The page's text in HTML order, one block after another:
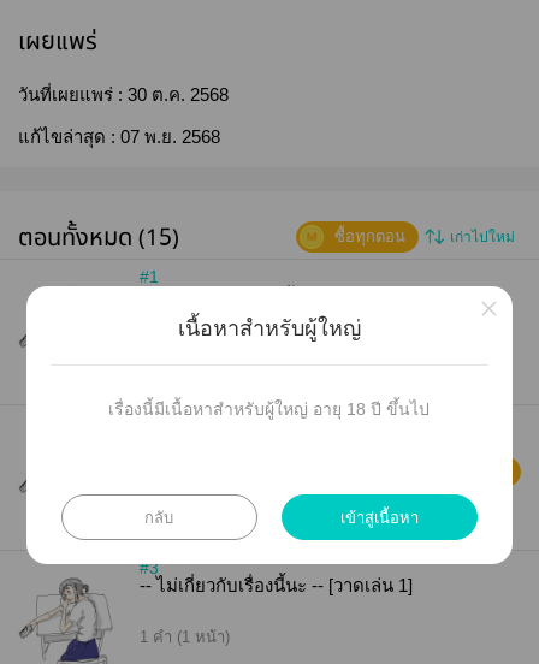
เผยแพร่
วันที่เผยแพร่ : 30 ต.ค. 2568
แก้ไขล่าสุด : 07 พ.ย. 2568
ตอนทั้งหมด (15) เก่าไปใหม่
ซื้อทุกตอน
#1
200 คำ (1 หน้า)
0 30 ต.ค. 68 17:53
#3
-- ไม่เกี่ยวกับเรื่องนี้นะ -- [วาดเล่น 1]
1 คำ (1 หน้า)
เนื้อหาสำหรับผู้ใหญ่
เรื่องนี้มีเนื้อหาสำหรับผู้ใหญ่ อายุ 18 ปี ขึ้นไป
กลับ เข้าสู่เนื้อหา
×